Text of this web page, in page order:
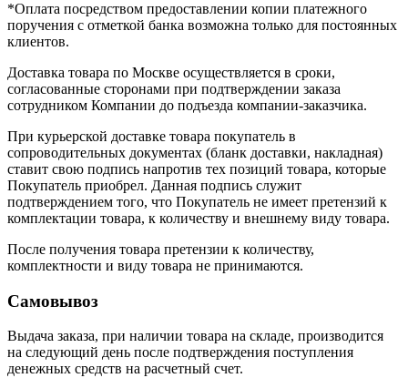
*Оплата посредством предоставлении копии платежного
поручения с отметкой банка возможна только для постоянных
клиентов.
Доставка товара по Москве осуществляется в сроки,
согласованные сторонами при подтверждении заказа
сотрудником Компании до подъезда компании-заказчика.
При курьерской доставке товара покупатель в
сопроводительных документах (бланк доставки, накладная)
ставит свою подпись напротив тех позиций товара, которые
Покупатель приобрел. Данная подпись служит
подтверждением того, что Покупатель не имеет претензий к
комплектации товара, к количеству и внешнему виду товара.
После получения товара претензии к количеству,
комплектности и виду товара не принимаются.
Самовывоз
Выдача заказа, при наличии товара на складе, производится
на следующий день после подтверждения поступления
денежных средств на расчетный счет.